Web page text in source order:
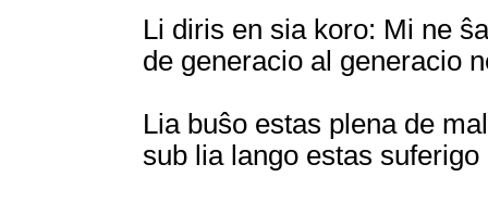
Li diris en sia koro: Mi ne
de generacio al generacio
Lia buŝo estas plena de
sub lia lango estas